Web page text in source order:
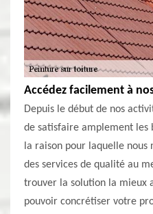
Accédez facilement à
Depuis le début de nos
de satisfaire amplement les
la raison pour laquelle nous
des services de qualité au
trouver la solution la mieux
pouvoir concrétiser votre